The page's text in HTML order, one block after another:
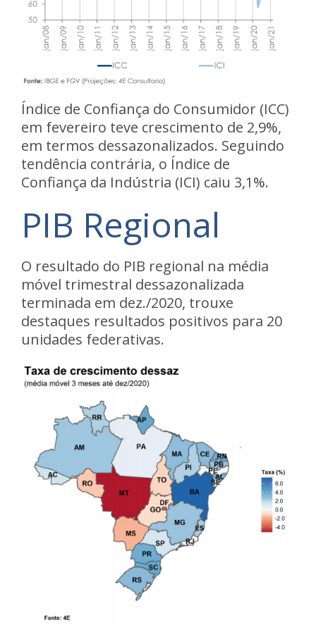
Índice de Confiança do Consumidor (ICC)
em fevereiro teve crescimento de 2,9%,
em termos dessazonalizados. Seguindo
tendência contrária, o Índice de
Confiança da Indústria (ICI) caiu 3,1%.
PIB Regional
O resultado do PIB regional na média
móvel trimestral dessazonalizada
terminada em dez./2020, trouxe
destaques resultados positivos para 20
unidades federativas.